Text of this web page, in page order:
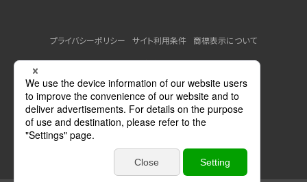
プライバシーポリシー サイト利用条件
商標表示について
MSDSの提供について